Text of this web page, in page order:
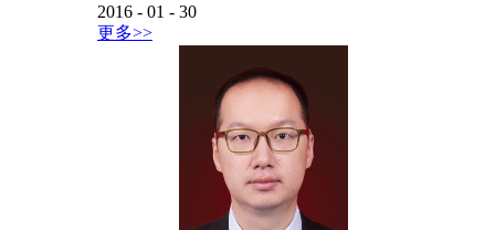
2016 - 01 - 30
更多>>